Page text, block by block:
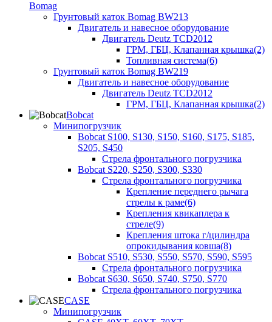
Bomag
Грунтовый каток Bomag BW213
Двигатель и навесное оборудование
Двигатель Deutz TCD2012
ГРМ, ГБЦ, Клапанная крышка(2)
Топливная система(6)
Грунтовый каток Bomag BW219
Двигатель и навесное оборудование
Двигатель Deutz TCD2012
ГРМ, ГБЦ, Клапанная крышка(2)
Bobcat
Минипогрузчик
Bobcat S100, S130, S150, S160, S175, S185,
S205, S450
Стрела фронтального погрузчика
Bobcat S220, S250, S300, S330
Стрела фронтального погрузчика
Крепление переднего рычага
стрелы к раме(6)
Крепления квикаплера к
стреле(9)
Крепления штока г/цилиндра
опрокидывания ковша(8)
Bobcat S510, S530, S550, S570, S590, S595
Стрела фронтального погрузчика
Bobcat S630, S650, S740, S750, S770
Стрела фронтального погрузчика
CASE
Минипогрузчик